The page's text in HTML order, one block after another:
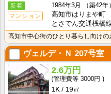
新着
マンション
1984年3月
（築42年）
高知市はりまや町
とさでん交通桟橋
ヴェルデ・Ｎ 207号室
2.6万円
3000円
1K
19㎡